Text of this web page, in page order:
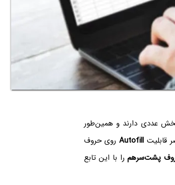
بخش عددی دارند و همین‌طور
قابلیت Autofillروی حروف
پشت‌سر‌همرا با این تابع